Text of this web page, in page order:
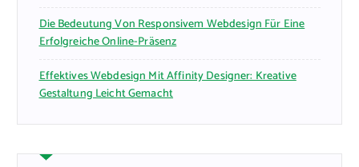
Die Bedeutung Von Responsivem Webdesign Für Eine
Erfolgreiche Online-Präsenz
Effektives Webdesign Mit Affinity Designer: Kreative
Gestaltung Leicht Gemacht